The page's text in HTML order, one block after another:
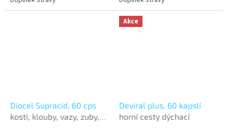
Diocel Supracid, 60 cps
kosti, klouby, vazy, zuby,
Akce
Deviral plus, 60 kapslí
horní cesty dýchací